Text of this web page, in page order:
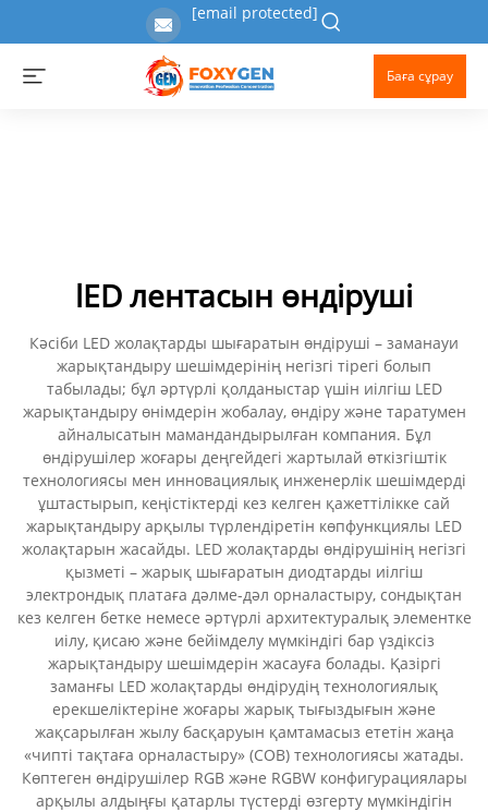
[email protected]
Баға сұрау
lED лентасын өндіруші
Кәсіби LED жолақтарды шығаратын өндіруші – заманауи
жарықтандыру шешімдерінің негізгі тірегі болып
табылады; бұл әртүрлі қолданыстар үшін иілгіш LED
жарықтандыру өнімдерін жобалау, өндіру және таратумен
айналысатын мамандандырылған компания. Бұл
өндірушілер жоғары деңгейдегі жартылай өткізгіштік
технологиясы мен инновациялық инженерлік шешімдерді
ұштастырып, кеңістіктерді кез келген қажеттілікке сай
жарықтандыру арқылы түрлендіретін көпфункциялы LED
жолақтарын жасайды. LED жолақтарды өндірушінің негізгі
қызметі – жарық шығаратын диодтарды иілгіш
электрондық платаға дәлме-дәл орналастыру, сондықтан
кез келген бетке немесе әртүрлі архитектуралық элементке
иілу, қисаю және бейімделу мүмкіндігі бар үздіксіз
жарықтандыру шешімдерін жасауға болады. Қазіргі
заманғы LED жолақтарды өндірудің технологиялық
ерекшеліктеріне жоғары жарық тығыздығын және
жақсарылған жылу басқаруын қамтамасыз ететін жаңа
«чипті тақтаға орналастыру» (COB) технологиясы жатады.
Көптеген өндірушілер RGB және RGBW конфигурациялары
арқылы алдыңғы қатарлы түстерді өзгерту мүмкіндігін